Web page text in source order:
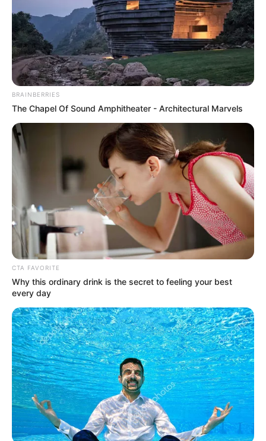
El epazote es conocido por su capacidad para
eliminar lombrices y parásitos intestinales
gracias a su alto contenido de ascaridol.
BRAINBERRIES
The Chapel Of Sound Amphitheater - Architectural Marvels
CTA FAVORITE
Why this ordinary drink is the secret to feeling your best
every day